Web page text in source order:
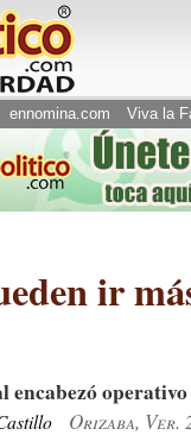
ennomina.com Viva la
ir
Orizaba, Ver.